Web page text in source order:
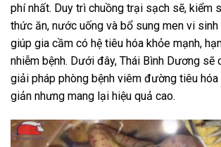
phí nhất. Duy trì chuồng trại sạch sẽ, kiểm
thức ăn, nước uống và bổ sung men vi
giúp gia cầm có hệ tiêu hóa khỏe mạnh,
nhiễm bệnh. Dưới đây, Thái Bình Dương sẽ
giải pháp phòng bệnh viêm đường tiêu
giản nhưng mang lại hiệu quả cao.